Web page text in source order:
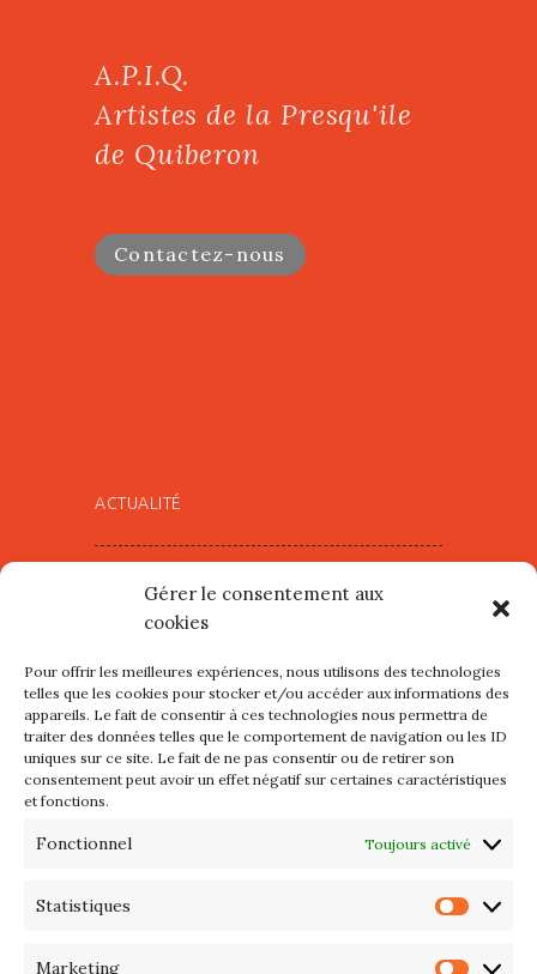
Gérer le consentement aux
cookies
Pour offrir les meilleures expériences, nous utilisons des technologies
telles que les cookies pour stocker et/ou accéder aux informations des
appareils. Le fait de consentir à ces technologies nous permettra de
traiter des données telles que le comportement de navigation ou les ID
uniques sur ce site. Le fait de ne pas consentir ou de retirer son
consentement peut avoir un effet négatif sur certaines caractéristiques
et fonctions.
Fonctionnel Toujours activé
Statistiques
Marketing
A.P.I.Q.
Artistes de la Presqu'ile
de Quiberon
Contactez-nous
ACTUALITÉ
mercredi 12 et jeudi 13 août
2026
Les petits formats du Port
d’Orange : Mercredi 22 juillet de
10h à 20h
2026 – Maison du Phare de